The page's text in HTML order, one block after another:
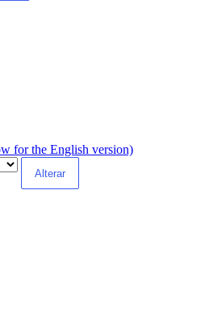
for the English version)